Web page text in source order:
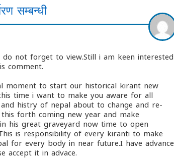
सम्बन्धी
do not forget to view.Still i am keen interested
comment.
moment to start our historical kirant new
time i want to make you aware for all
histry of nepal about to change and re-
forth coming new year and make
his great graveyard now time to open
is responsibility of every kiranti to make
for every body in near future.I have advance
accept it in advace.